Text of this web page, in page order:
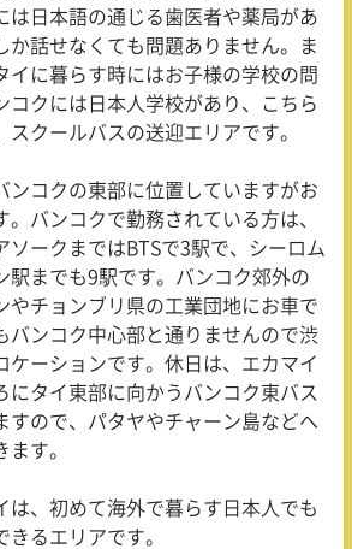
は日本語の通じる歯医者や薬局があ
か話せなくても問題ありません。ま
イに暮らす時にはお子様の学校の問
コクには日本人学校があり、こちら
スクールバスの送迎エリアです。
ンコクの東部に位置していますがお
。バンコクで勤務されている方は、
ソークまではBTSで3駅で、シーロム
駅までも9駅です。バンコク郊外の
やチョンブリ県の工業団地にお車で
バンコク中心部と通りませんので渋
ケーションです。休日は、エカマイ
にタイ東部に向かうバンコク東バス
すので、パタヤやチャーン島などへ
す。
は、初めて海外で暮らす日本人でも
きるエリアです。